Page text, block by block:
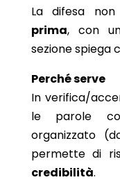
La difesa
prima, con
sezione spiega
Perché serve
In verifica/
le parole
organizzato
permette di
credibilità.